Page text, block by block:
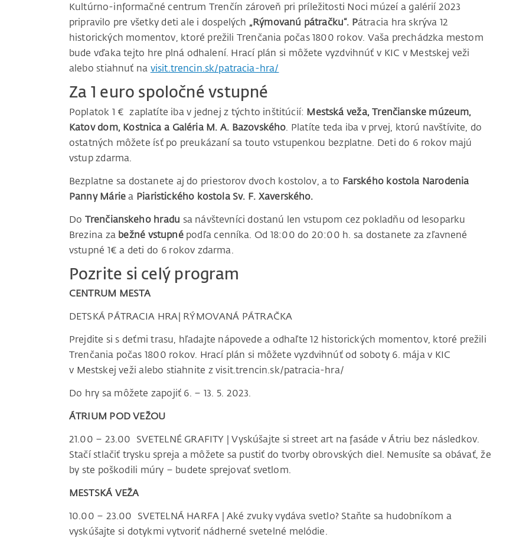
Kultúrno-informačné centrum Trenčín zároveň pri príležitosti Noci múzeí a galérií 2023
pripravilo pre všetky deti ale i dospelých „Rýmovanú pátračku“. Pátracia hra skrýva 12
historických momentov, ktoré prežili Trenčania počas 1800 rokov. Vaša prechádzka mestom
bude vďaka tejto hre plná odhalení. Hrací plán si môžete vyzdvihnúť v KIC v Mestskej veži
alebo stiahnuť na visit.trencin.sk/patracia-hra/
Za 1 euro spoločné vstupné
Poplatok 1 € zaplatíte iba v jednej z týchto inštitúcií: Mestská veža, Trenčianske múzeum,
Katov dom, Kostnica a Galéria M. A. Bazovského . Platíte teda iba v prvej, ktorú navštívite, do
ostatných môžete ísť po preukázaní sa touto vstupenkou bezplatne. Deti do 6 rokov majú
vstup zdarma.
Bezplatne sa dostanete aj do priestorov dvoch kostolov, a to Farského kostola Narodenia
Panny Márie a Piaristického kostola Sv. F. Xaverského.
Do Trenčianskeho hradu sa návštevníci dostanú len vstupom cez pokladňu od lesoparku
Brezina za bežné vstupnépodľa cenníka. Od 18:00 do 20:00 h. sa dostanete za zľavnené
vstupné 1€ a deti do 6 rokov zdarma.
Pozrite si celý program
CENTRUM MESTA
DETSKÁ PÁTRACIA HRA| RÝMOVANÁ PÁTRAČKA
Prejdite si s deťmi trasu, hľadajte nápovede a odhaľte 12 historických momentov, ktoré prežili
Trenčania počas 1800 rokov. Hrací plán si môžete vyzdvihnúť od soboty 6. mája v KIC
v Mestskej veži alebo stiahnite z visit.trencin.sk/patracia-hra/
Do hry sa môžete zapojiť 6. – 13. 5. 2023.
ÁTRIUM POD VEŽOU
21.00 – 23.00 SVETELNÉ GRAFITY | Vyskúšajte si street art na fasáde v Átriu bez následkov.
Stačí stlačiť trysku spreja a môžete sa pustiť do tvorby obrovských diel. Nemusíte sa obávať, že
by ste poškodili múry – budete sprejovať svetlom.
MESTSKÁ VEŽA
10.00 – 23.00 SVETELNÁ HARFA | Aké zvuky vydáva svetlo? Staňte sa hudobníkom a
vyskúšajte si dotykmi vytvoriť nádherné svetelné melódie.